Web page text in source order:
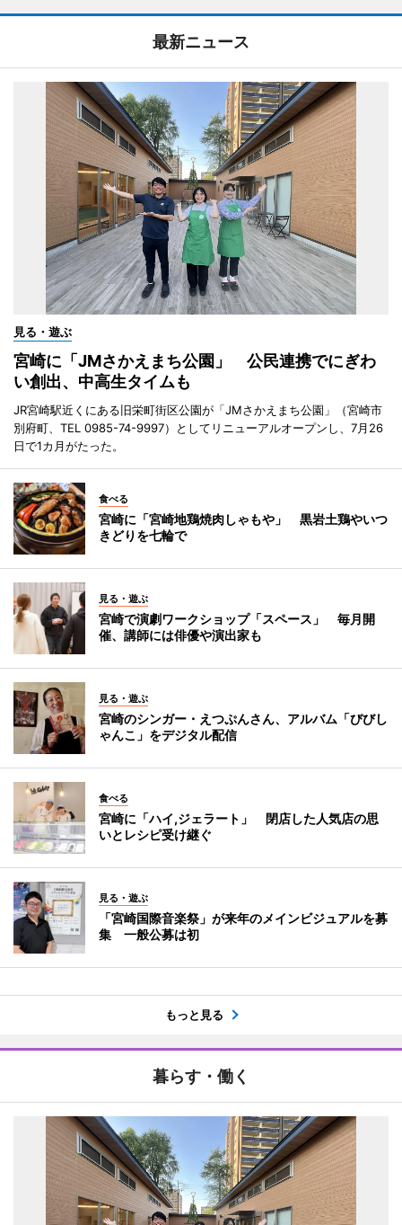
最新ニュース
見る・遊ぶ
宮崎に「JMさかえまち公園」 公民連携でにぎわ
い創出、中高生タイムも
JR宮崎駅近くにある旧栄町街区公園が「JMさかえまち公園」（宮崎市
別府町、TEL 0985-74-9997）としてリニューアルオープンし、7月26
日で1カ月がたった。
食べる
宮崎に「宮崎地鶏焼肉しゃもや」 黒岩土鶏やいつ
きどりを七輪で
見る・遊ぶ
宮崎で演劇ワークショップ「スペース」 毎月開
催、講師には俳優や演出家も
見る・遊ぶ
宮崎のシンガー・えつぷんさん、アルバム「びびし
ゃんこ」をデジタル配信
食べる
宮崎に「ハイ,ジェラート」 閉店した人気店の思
いとレシピ受け継ぐ
見る・遊ぶ
「宮崎国際音楽祭」が来年のメインビジュアルを募
集 一般公募は初
もっと見る
暮らす・働く